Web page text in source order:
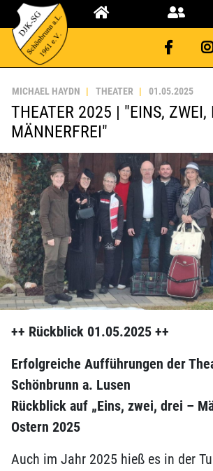
MICHAEL HAYDN THEATER 01.05.2025
THEATER 2025 | "EINS, ZWEI,
MÄNNERFREI"
++ Rückblick 01.05.2025 ++
Erfolgreiche Aufführungen der
Schönbrunn a. Lusen
Rückblick auf „Eins, zwei, drei –
Ostern 2025
Auch im Jahr 2025 hieß es in der